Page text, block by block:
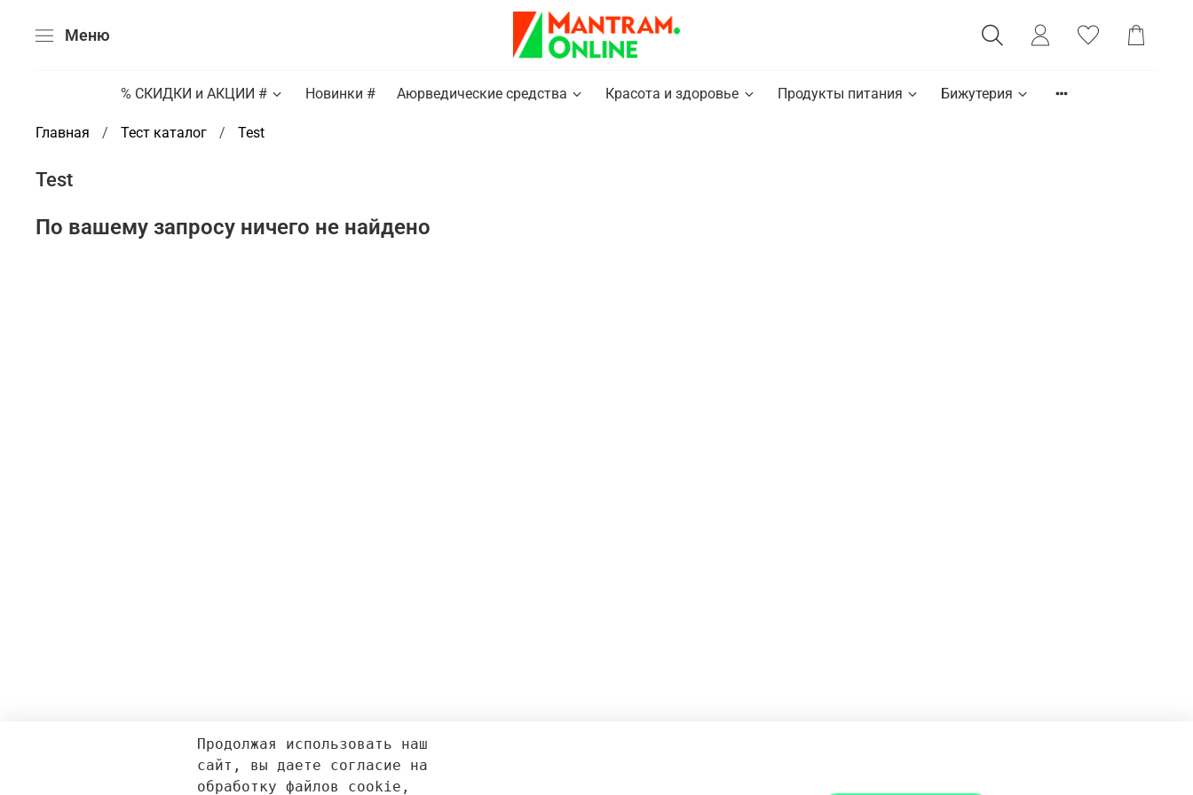
Меню
% СКИДКИ и АКЦИИ # Новинки # Аюрведические средства Красота и здоровье Продукты питания Бижутерия
Главная Тест каталог Test
Test
По вашему запросу ничего не найдено
Продолжая использовать наш
сайт, вы даете согласие на
обработку файлов cookie,